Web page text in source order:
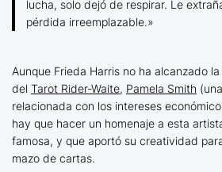
lucha, solo dejó de respirar. Le
pérdida irreemplazable.»
Aunque Frieda Harris no ha alcanzado
del Tarot Rider-Waite, Pamela Smith
relacionada con los intereses
hay que hacer un homenaje a esta
famosa, y que aportó su creatividad
mazo de cartas.